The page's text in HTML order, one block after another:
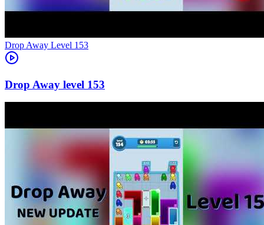
Level 153
153